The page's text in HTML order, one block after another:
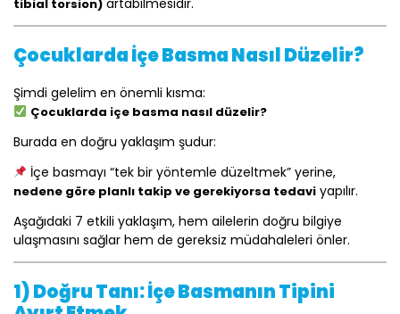
tibial torsion)
Çocuklarda İçe Basma Nasıl Düzelir?
Şimdi gelelim en önemli kısma:
Çocuklarda içe basma nasıl düzelir?
Burada en doğru yaklaşım şudur:
İçe basmayı “tek bir yöntemle düzeltmek” yerine,
nedene göre planlı takip ve gerekiyorsa tedavi yapılır.
Aşağıdaki 7 etkili yaklaşım, hem ailelerin doğru bilgiye
ulaşmasını sağlar hem de gereksiz müdahaleleri önler.
1) Doğru Tanı: İçe Basmanın Tipini